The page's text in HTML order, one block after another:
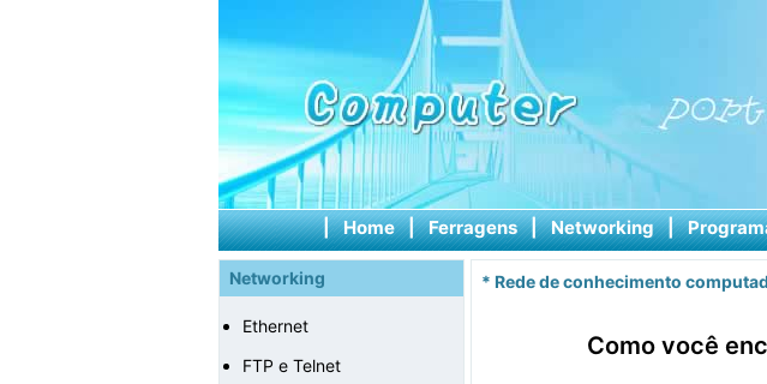
| Home | Ferragens | Networking |
Networking
Ethernet
FTP e Telnet
* Rede de conhecimento
Como você